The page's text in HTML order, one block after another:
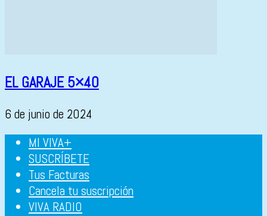
EL GARAJE 5×40
6 de junio de 2024
MI VIVA+
SUSCRÍBETE
Tus Facturas
Cancela tu suscripción
VIVA RADIO